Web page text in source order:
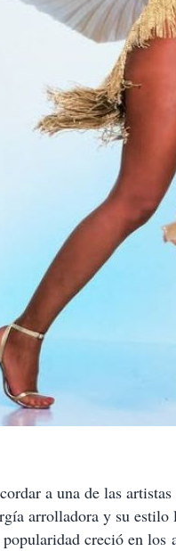
a una de las
arrolladora y su
creció en los